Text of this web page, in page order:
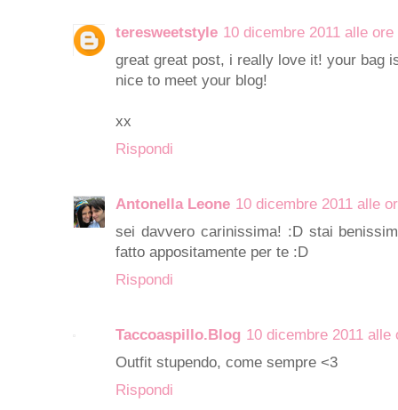
teresweetstyle 10 dicembre 2011 alle ore
great great post, i really love it! your bag
nice to meet your blog!
xx
Rispondi
Antonella Leone 10 dicembre 2011 alle
sei davvero carinissima! :D stai
fatto appositamente per te :D
Rispondi
Taccoaspillo.Blog 10 dicembre 2011 alle
Outfit stupendo, come sempre <3
Rispondi